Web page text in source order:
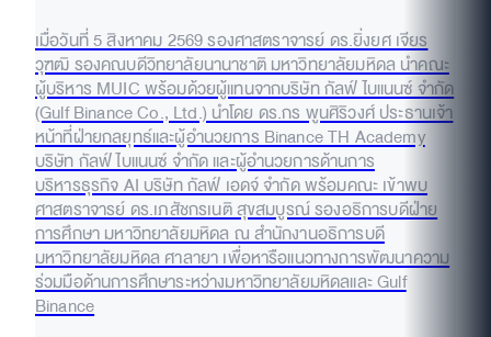
เมื่อวันที่ 5 สิงหาคม 2569 รองศาสตราจารย์ ดร.ยิ่งยศ เจียร
วุฑฒิ รองคณบดีวิทยาลัยนานาชาติ มหาวิทยาลัยมหิดล นำคณะ
ผู้บริหาร MUIC พร้อมด้วยผู้แทนจากบริษัท กัลฟ์ ไบแนนซ์ จำกัด
(Gulf Binance Co., Ltd.) นำโดย ดร.กร พูนศิริวงศ์ ประธานเจ้า
หน้าที่ฝ่ายกลยุทธ์และผู้อำนวยการ Binance TH Academy
บริษัท กัลฟ์ ไบแนนซ์ จำกัด และผู้อำนวยการด้านการ
บริหารธุรกิจ AI บริษัท กัลฟ์ เอดจ์ จำกัด พร้อมคณะ เข้าพบ
ศาสตราจารย์ ดร.เภสัชกรเนติ สุขสมบูรณ์ รองอธิการบดีฝ่าย
การศึกษา มหาวิทยาลัยมหิดล ณ สำนักงานอธิการบดี
มหาวิทยาลัยมหิดล ศาลายา เพื่อหารือแนวทางการพัฒนาความ
ร่วมมือด้านการศึกษาระหว่างมหาวิทยาลัยมหิดลและ Gulf
Binance